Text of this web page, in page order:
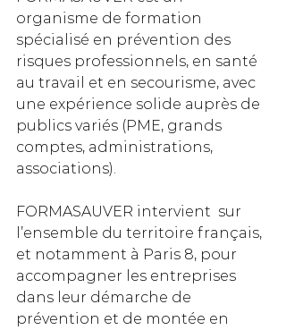
organisme de formation
spécialisé en prévention des
risques professionnels, en santé
au travail et en secourisme, avec
une expérience solide auprès de
publics variés (PME, grands
comptes, administrations,
associations).
FORMASAUVER intervient  sur
l’ensemble du territoire français,
et notamment à Paris 8, pour
accompagner les entreprises
dans leur démarche de
prévention et de montée en